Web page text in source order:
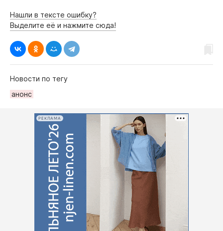
Нашли в тексте ошибку?
Выделите её и нажмите сюда!
Новости по тегу
анонс
РЕКЛАМА